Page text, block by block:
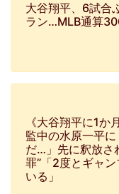
大谷翔平、6試
ラン…MLB通算
《大谷翔平に1
監中の水原一平
だ…」先に釈放さ
罪”「2度とギャ
いる」